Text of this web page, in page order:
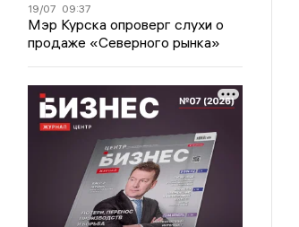
19/07 09:37
Мэр Курска опроверг слухи о
продаже «Северного рынка»